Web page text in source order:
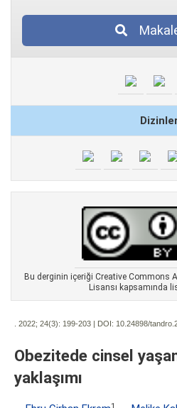
Bu derginin içeriği Creative Commons
Lisansı kapsamında
. 2022; 24(3): 199-203 | DOI: 10.24898/
Obezitede cinsel
yaklaşımı
1